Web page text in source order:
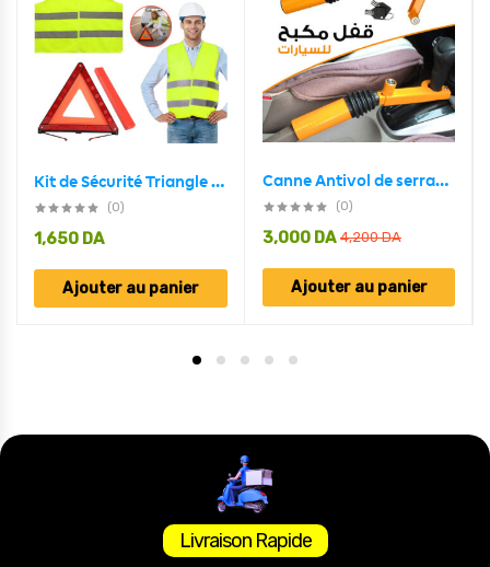
Kit de Sécurité Triangle Et Gilet De Signalisation De Secours
(0)
1,650 DA
Ajouter au panier
Canne Antivol de serrage du frein à main au le levier de vitesse
(0)
4,200DA
3,000 DA
Ajouter au panier
Livraison Rapide